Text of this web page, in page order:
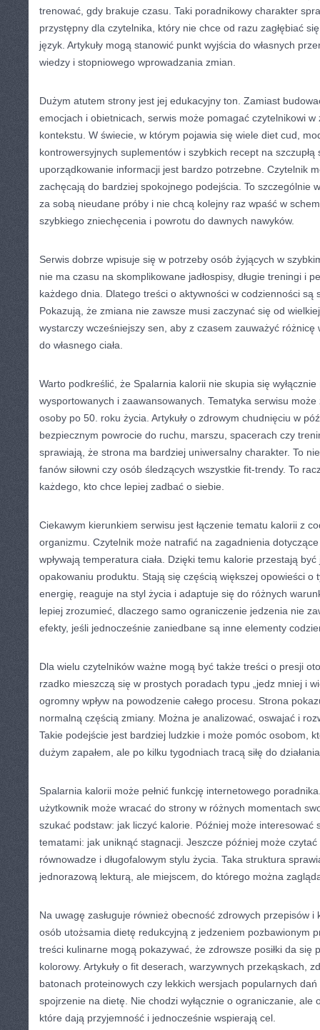
trenować, gdy brakuje czasu. Taki poradnikowy charakter
przystępny dla czytelnika, który nie chce od razu zagłębiać
język. Artykuły mogą stanowić punkt wyjścia do własnych
wiedzy i stopniowego wprowadzania zmian.
Dużym atutem strony jest jej edukacyjny ton. Zamiast
emocjach i obietnicach, serwis może pomagać czytelnikowi
kontekstu. W świecie, w którym pojawia się wiele diet cud,
kontrowersyjnych suplementów i szybkich recept na szczupłą
uporządkowanie informacji jest bardzo potrzebne. Czytelnik
zachęcają do bardziej spokojnego podejścia. To szczególnie
za sobą nieudane próby i nie chcą kolejny raz wpaść w
szybkiego zniechęcenia i powrotu do dawnych nawyków.
Serwis dobrze wpisuje się w potrzeby osób żyjących w
nie ma czasu na skomplikowane jadłospisy, długie treningi i
każdego dnia. Dlatego treści o aktywności w codzienności są
Pokazują, że zmiana nie zawsze musi zaczynać się od
wystarczy wcześniejszy sen, aby z czasem zauważyć różnicę
do własnego ciała.
Warto podkreślić, że Spalarnia kalorii nie skupia się wyłącznie
wysportowanych i zaawansowanych. Tematyka serwisu
osoby po 50. roku życia. Artykuły o zdrowym chudnięciu w
bezpiecznym powrocie do ruchu, marszu, spacerach czy
sprawiają, że strona ma bardziej uniwersalny charakter. To
fanów siłowni czy osób śledzących wszystkie fit-trendy. To
każdego, kto chce lepiej zadbać o siebie.
Ciekawym kierunkiem serwisu jest łączenie tematu kalorii z
organizmu. Czytelnik może natrafić na zagadnienia
wpływają temperatura ciała. Dzięki temu kalorie przestają
opakowaniu produktu. Stają się częścią większej opowieści o
energię, reaguje na styl życia i adaptuje się do różnych
lepiej zrozumieć, dlaczego samo ograniczenie jedzenia nie
efekty, jeśli jednocześnie zaniedbane są inne elementy
Dla wielu czytelników ważne mogą być także treści o presji
rzadko mieszczą się w prostych poradach typu „jedz mniej i
ogromny wpływ na powodzenie całego procesu. Strona
normalną częścią zmiany. Można je analizować, oswajać i
Takie podejście jest bardziej ludzkie i może pomóc osobom,
dużym zapałem, ale po kilku tygodniach tracą siłę do
Spalarnia kalorii może pełnić funkcję internetowego
użytkownik może wracać do strony w różnych momentach
szukać podstaw: jak liczyć kalorie. Później może interesować
tematami: jak uniknąć stagnacji. Jeszcze później może
równowadze i długofalowym stylu życia. Taka struktura
jednorazową lekturą, ale miejscem, do którego można
Na uwagę zasługuje również obecność zdrowych przepisów i
osób utożsamia dietę redukcyjną z jedzeniem pozbawionym
treści kulinarne mogą pokazywać, że zdrowsze posiłki da się
kolorowy. Artykuły o fit deserach, warzywnych przekąskach,
batonach proteinowych czy lekkich wersjach popularnych
spojrzenie na dietę. Nie chodzi wyłącznie o ograniczanie, ale
które dają przyjemność i jednocześnie wspierają cel.